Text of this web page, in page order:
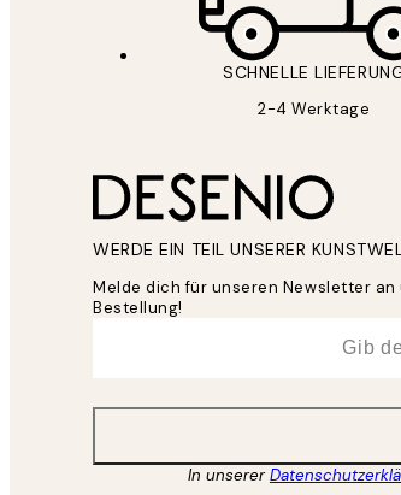
SCHNELLE
2-4 Werktage
WERDE EIN TEIL UNSERER
Melde dich für unseren Newsletter
Bestellung!
In unserer